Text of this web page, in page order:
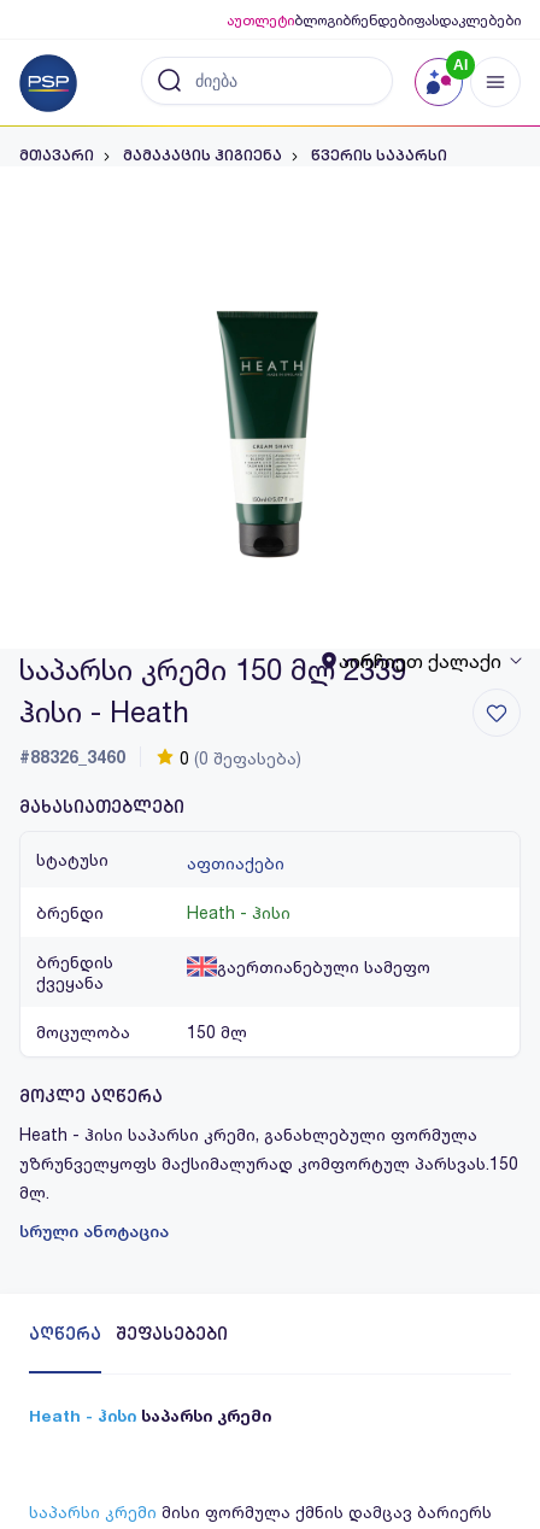
აუთლეტიბლოგიბრენდებიფასდაკლებები
AI
მთავარი მამაკაცის ჰიგიენა წვერის საპარსი
საპარსი კრემი 150 მლ 2339
ჰისი - Heath
#88326_3460 0 (0 შეფასება)
მახასიათებლები
სტატუსი აფთიაქები
ბრენდი Heath - ჰისი
ბრენდის
ქვეყანა
გაერთიანებული სამეფო
მოცულობა 150 მლ
მოკლე აღწერა
Heath - ჰისი საპარსი კრემი, განახლებული ფორმულა
უზრუნველყოფს მაქსიმალურად კომფორტულ პარსვას.150
მლ.
სრული ანოტაცია
აირჩიეთ ქალაქი
აღწერა შეფასებები
Heath - ჰისი საპარსი კრემი
საპარსი კრემი მისი ფორმულა ქმნის დამცავ ბარიერს